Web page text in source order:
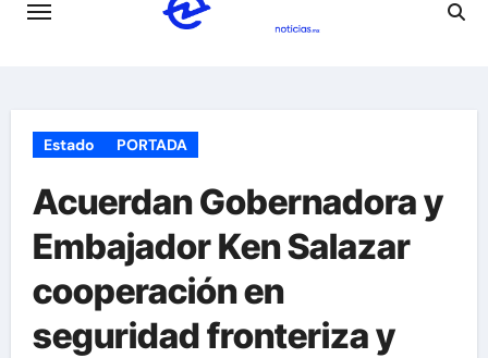
Estado PORTADA
Acuerdan Gobernadora y
Embajador Ken Salazar
cooperación en
seguridad fronteriza y